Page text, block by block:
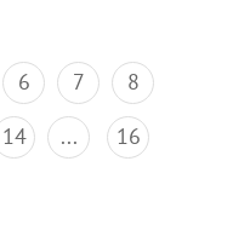
6 7
8
14 ... 16